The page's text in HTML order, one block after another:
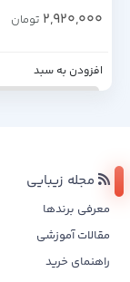
2,920,000 تومان
افزودن به سبد
مجله زیبایی
معرفی برندها
مقالات آموزشی
راهنمای خرید